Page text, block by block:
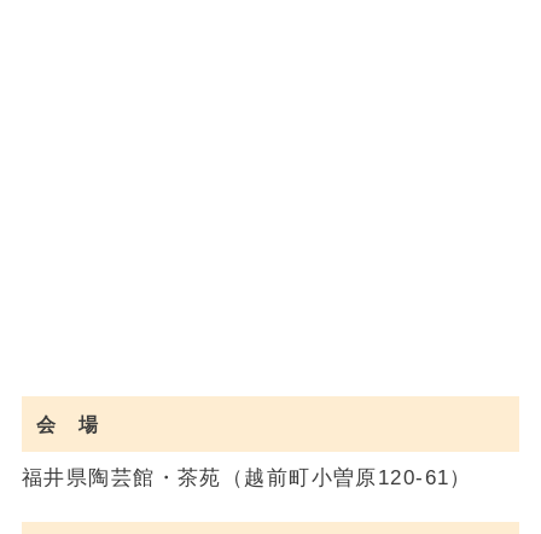
会 場
福井県陶芸館・茶苑（越前町小曽原120-61）